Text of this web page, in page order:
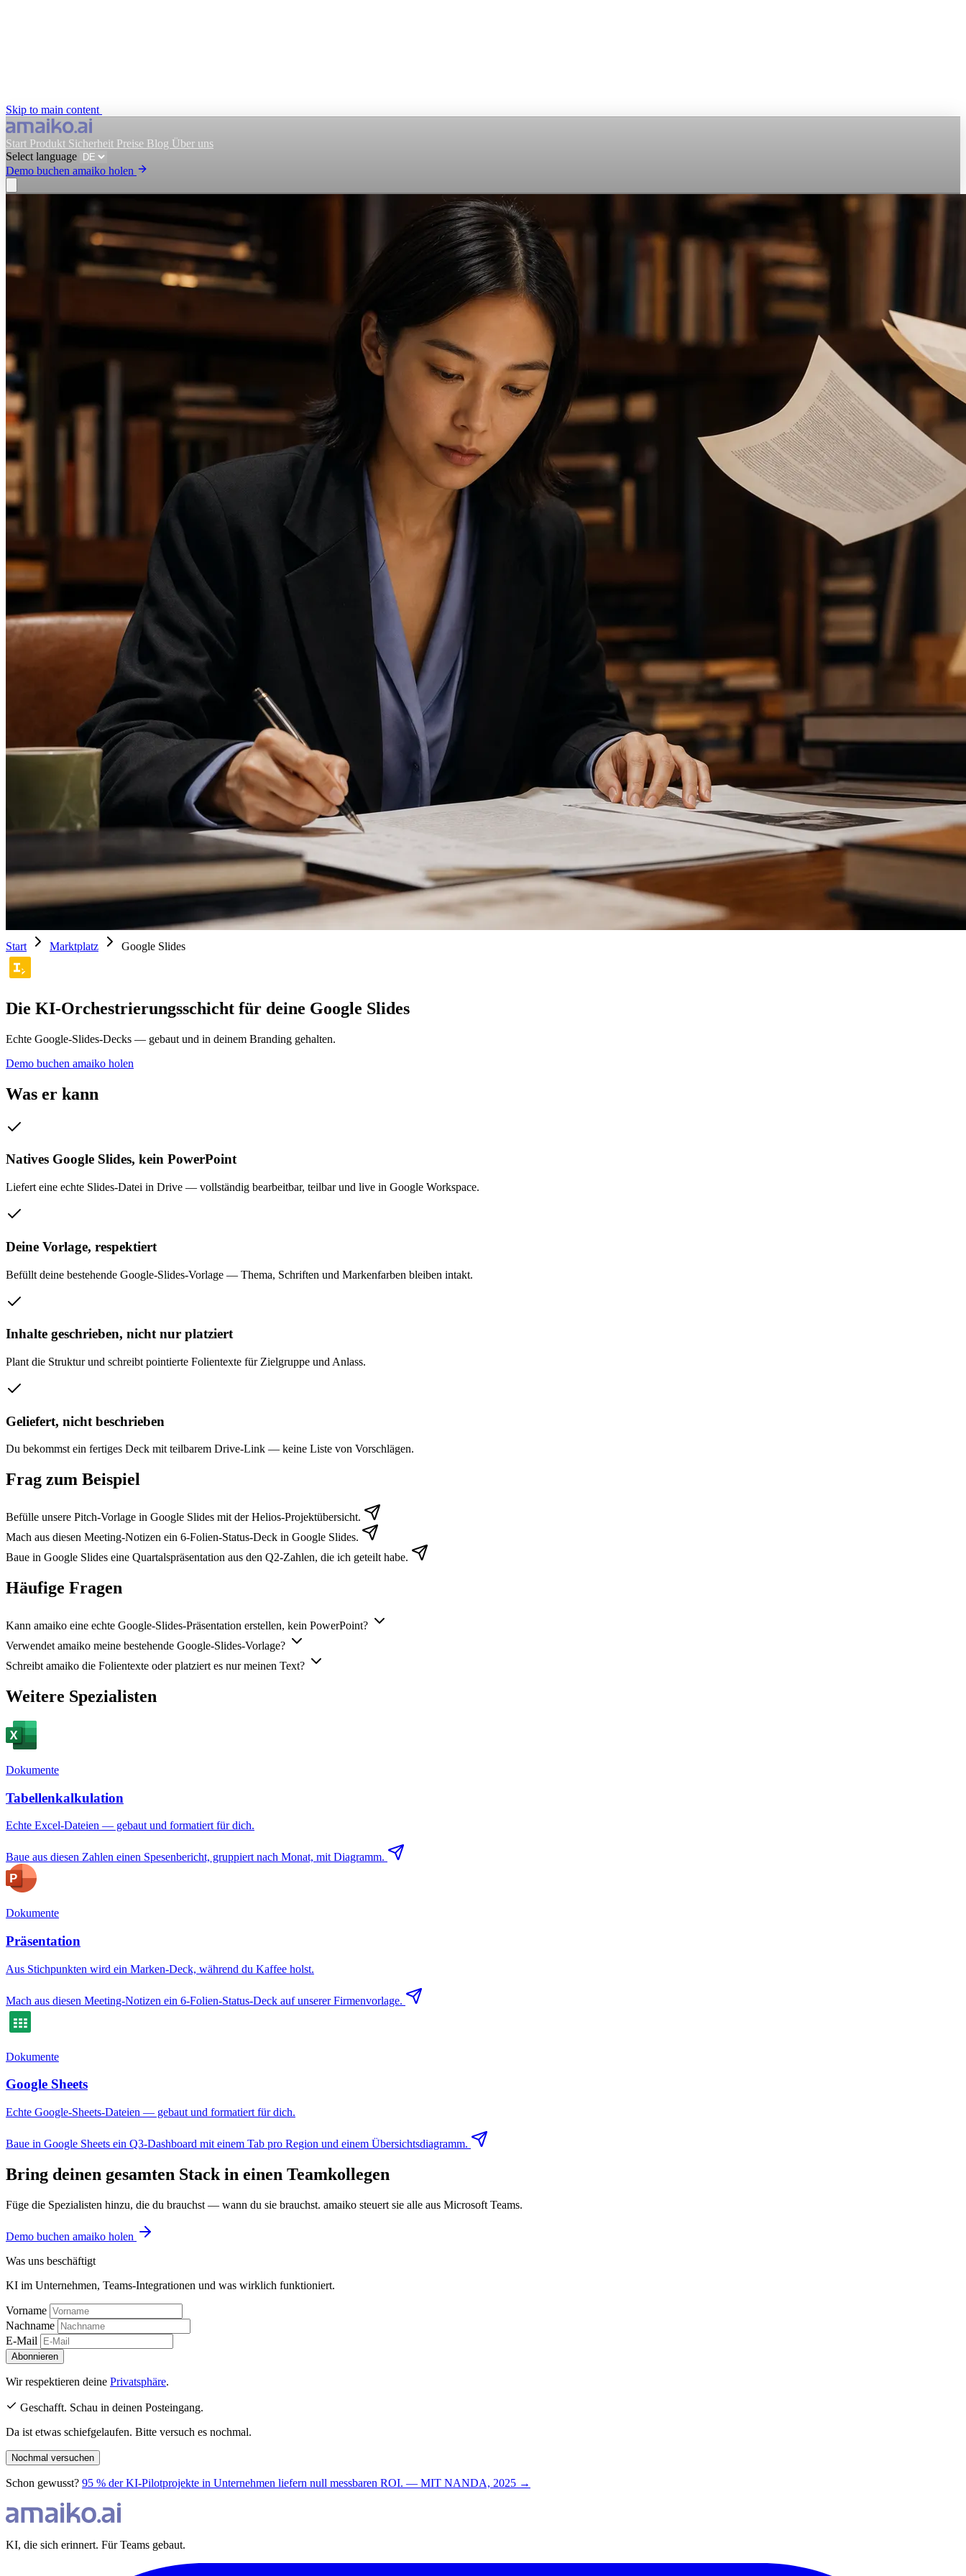
Skip to main content
Start Produkt Sicherheit Preise Blog Über uns
Select language
Demo buchen amaiko holen
amaiko holen Demo buchen
Start Marktplatz Google Slides
Die KI-Orchestrierungsschicht für deine Google Slides
Echte Google-Slides-Decks — gebaut und in deinem Branding gehalten.
Demo buchen amaiko holen
Was er kann
Natives Google Slides, kein PowerPoint
Liefert eine echte Slides-Datei in Drive — vollständig bearbeitbar, teilbar und live in Google Workspace.
Deine Vorlage, respektiert
Befüllt deine bestehende Google-Slides-Vorlage — Thema, Schriften und Markenfarben bleiben intakt.
Inhalte geschrieben, nicht nur platziert
Plant die Struktur und schreibt pointierte Folientexte für Zielgruppe und Anlass.
Geliefert, nicht beschrieben
Du bekommst ein fertiges Deck mit teilbarem Drive-Link — keine Liste von Vorschlägen.
Frag zum Beispiel
Befülle unsere Pitch-Vorlage in Google Slides mit der Helios-Projektübersicht.
Mach aus diesen Meeting-Notizen ein 6-Folien-Status-Deck in Google Slides.
Baue in Google Slides eine Quartalspräsentation aus den Q2-Zahlen, die ich geteilt habe.
Häufige Fragen
Kann amaiko eine echte Google-Slides-Präsentation erstellen, kein PowerPoint?
Verwendet amaiko meine bestehende Google-Slides-Vorlage?
Schreibt amaiko die Folientexte oder platziert es nur meinen Text?
Weitere Spezialisten
Dokumente
Tabellenkalkulation
Echte Excel-Dateien — gebaut und formatiert für dich.
Baue aus diesen Zahlen einen Spesenbericht, gruppiert nach Monat, mit Diagramm.
Dokumente
Präsentation
Aus Stichpunkten wird ein Marken-Deck, während du Kaffee holst.
Mach aus diesen Meeting-Notizen ein 6-Folien-Status-Deck auf unserer Firmenvorlage.
Dokumente
Google Sheets
Echte Google-Sheets-Dateien — gebaut und formatiert für dich.
Baue in Google Sheets ein Q3-Dashboard mit einem Tab pro Region und einem Übersichtsdiagramm.
Bring deinen gesamten Stack in einen Teamkollegen
Füge die Spezialisten hinzu, die du brauchst — wann du sie brauchst. amaiko steuert sie alle aus Microsoft Teams.
Demo buchen amaiko holen
Was uns beschäftigt
KI im Unternehmen, Teams-Integrationen und was wirklich funktioniert.
Vorname
Nachname
E-Mail
Abonnieren
Wir respektieren deine Privatsphäre.
Geschafft. Schau in deinen Posteingang.
Da ist etwas schiefgelaufen. Bitte versuch es nochmal.
Nochmal versuchen
Schon gewusst? 95 % der KI-Pilotprojekte in Unternehmen liefern null messbaren ROI. — MIT NANDA, 2025 →
KI, die sich erinnert. Für Teams gebaut.